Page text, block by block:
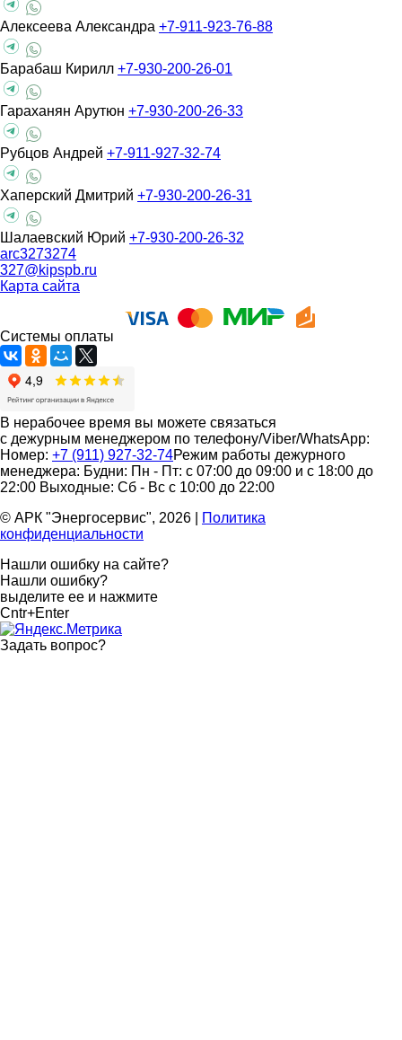
Алексеева Александра +7-911-923-76-88
Барабаш Кирилл +7-930-200-26-01
Гараханян Арутюн +7-930-200-26-33
Рубцов Андрей +7-911-927-32-74
Хаперский Дмитрий +7-930-200-26-31
Шалаевский Юрий +7-930-200-26-32
arc3273274
327@kipspb.ru
Карта сайта
Системы оплаты
В нерабочее время вы можете связаться
с дежурным менеджером по телефону/Viber/WhatsApp:
Номер: +7 (911) 927-32-74Режим работы дежурного
менеджера: Будни: Пн - Пт: с 07:00 до 09:00 и с 18:00 до
22:00 Выходные: Сб - Вс с 10:00 до 22:00
© АРК "Энергосервис", 2026
Политика
конфиденциальности
Нашли ошибку на сайте?
Нашли ошибку?
выделите ее и нажмите
Cntr+Enter
Задать вопрос?